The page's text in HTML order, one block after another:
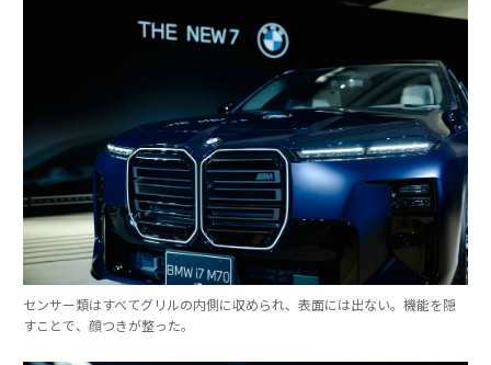
センサー類はすべてグリルの内側に収められ、表面には出ない。機能を隠
すことで、顔つきが整った。